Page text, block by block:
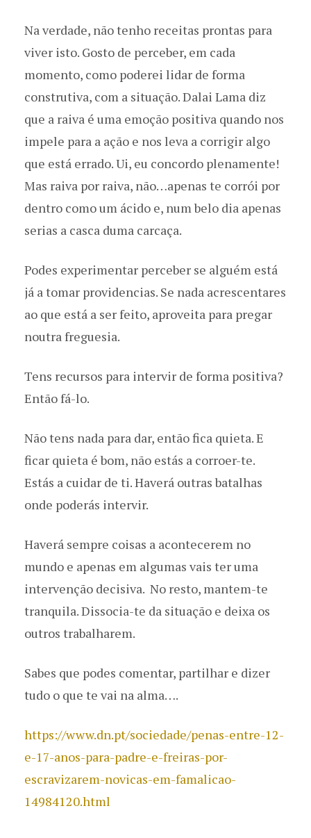
Na verdade, não tenho receitas prontas para
viver isto. Gosto de perceber, em cada
momento, como poderei lidar de forma
construtiva, com a situação. Dalai Lama diz
que a raiva é uma emoção positiva quando nos
impele para a ação e nos leva a corrigir algo
que está errado. Ui, eu concordo plenamente!
Mas raiva por raiva, não…apenas te corrói por
dentro como um ácido e, num belo dia apenas
serias a casca duma carcaça.
Podes experimentar perceber se alguém está
já a tomar providencias. Se nada acrescentares
ao que está a ser feito, aproveita para pregar
noutra freguesia.
Tens recursos para intervir de forma positiva?
Então fá-lo.
Não tens nada para dar, então fica quieta. E
ficar quieta é bom, não estás a corroer-te.
Estás a cuidar de ti. Haverá outras batalhas
onde poderás intervir.
Haverá sempre coisas a acontecerem no
mundo e apenas em algumas vais ter uma
intervenção decisiva. No resto, mantem-te
tranquila. Dissocia-te da situação e deixa os
outros trabalharem.
Sabes que podes comentar, partilhar e dizer
tudo o que te vai na alma….
https://www.dn.pt/sociedade/penas-entre-12-
e-17-anos-para-padre-e-freiras-por-
escravizarem-novicas-em-famalicao-
14984120.html